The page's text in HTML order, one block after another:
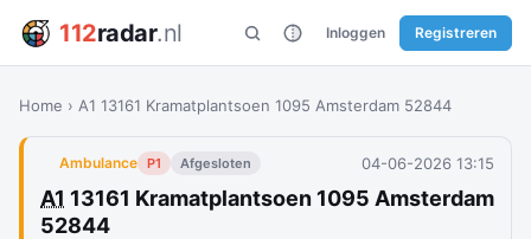
112radar.nl Inloggen Registreren
Home › A1 13161 Kramatplantsoen 1095 Amsterdam 52844
Ambulance P1 Afgesloten 04-06-2026 13:15
A1 13161 Kramatplantsoen 1095 Amsterdam
52844